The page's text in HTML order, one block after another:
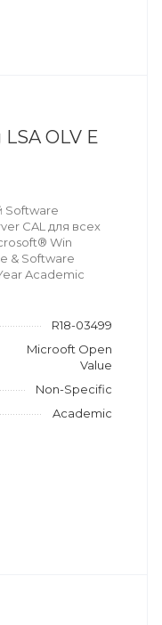
OLV E
Software
CAL для всех
Win
& Software
Academic
R18-03499
Microoft Open
Value
Non-Specific
Academic